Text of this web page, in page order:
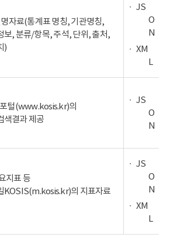
자료(통계표 명칭, 기관명칭,
보, 분류/항목, 주석, 단위, 출처,
)
JS
O
N
XM
L
털(www.kosis.kr)의
색결과 제공
JS
O
N
지표 등
KOSIS(m.kosis.kr)의 지표자료
JS
O
N
XM
L